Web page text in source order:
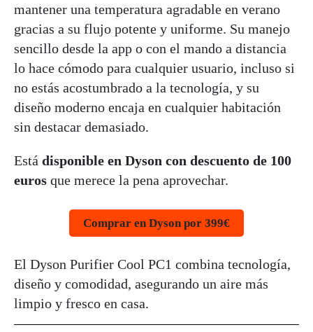
mantener una temperatura agradable en verano
gracias a su flujo potente y uniforme. Su manejo
sencillo desde la app o con el mando a distancia
lo hace cómodo para cualquier usuario, incluso si
no estás acostumbrado a la tecnología, y su
diseño moderno encaja en cualquier habitación
sin destacar demasiado.
Está disponible en Dyson con descuento de 100
euros que merece la pena aprovechar.
Comprar en Dyson por 399€
El Dyson Purifier Cool PC1 combina tecnología,
diseño y comodidad, asegurando un aire más
limpio y fresco en casa.